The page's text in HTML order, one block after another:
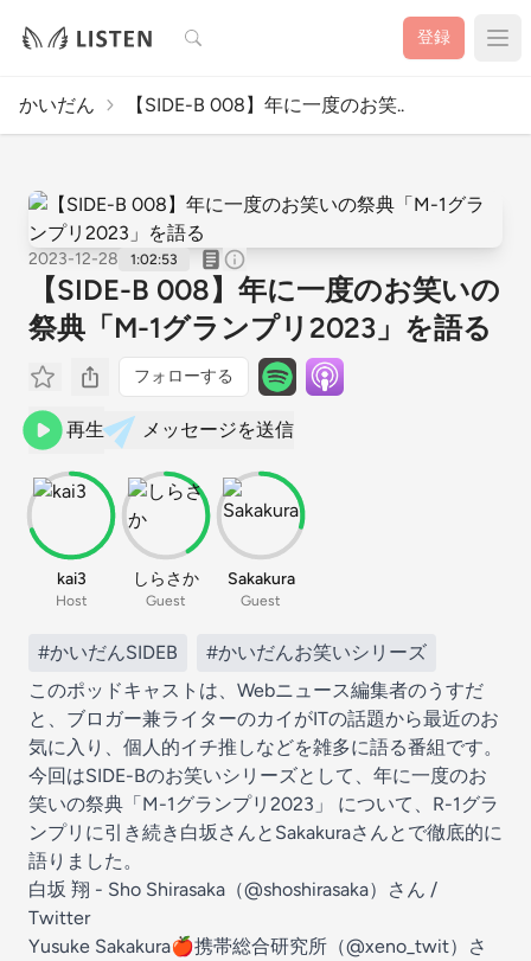
検索 登録
かいだん 【SIDE-B 008】年に一度のお笑..
2023-12-28 1:02:53
【SIDE-B 008】年に一度のお笑いの
祭典「M-1グランプリ2023」を語る
フォローする
再生 メッセージを送信
kai3
Host
しらさか
Guest
Sakakura
Guest
#かいだんSIDEB
#かいだんお笑いシリーズ
このポッドキャストは、Webニュース編集者のうすだ
と、ブロガー兼ライターのカイがITの話題から最近のお
気に入り、個人的イチ推しなどを雑多に語る番組です。
今回はSIDE-Bのお笑いシリーズとして、年に一度のお
笑いの祭典「M-1グランプリ2023」 について、R-1グラ
ンプリに引き続き白坂さんとSakakuraさんとで徹底的に
語りました。
白坂 翔 - Sho Shirasaka（@shoshirasaka）さん /
Twitter
Yusuke Sakakura🍎携帯総合研究所（@xeno_twit）さ